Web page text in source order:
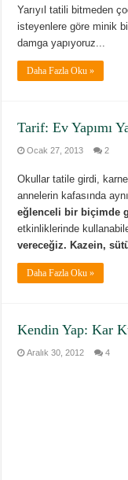
Yarıyıl tatili bitmeden
isteyenlere göre minik
damga yapıyoruz...
Daha Fazla Oku »
Tarif: Ev Yapımı
Ocak 27, 2013 2
Okullar tatile girdi,
annelerin kafasında
eğlenceli bir biçimde
etkinliklerinde
vereceğiz. Kazein,
Daha Fazla Oku »
Kendin Yap: Kar
Aralık 30, 2012 4